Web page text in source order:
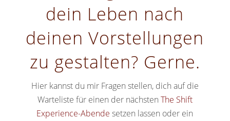
dein Leben nach
deinen Vorstellungen
zu gestalten? Gerne.
Hier kannst du mir Fragen stellen, dich auf die
Warteliste für einen der nächsten The Shift
Experience-Abende setzen lassen oder ein